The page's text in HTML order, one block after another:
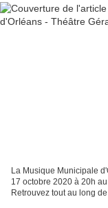
La Musique Municipale
17 octobre 2020 à 20h
Retrouvez tout au long